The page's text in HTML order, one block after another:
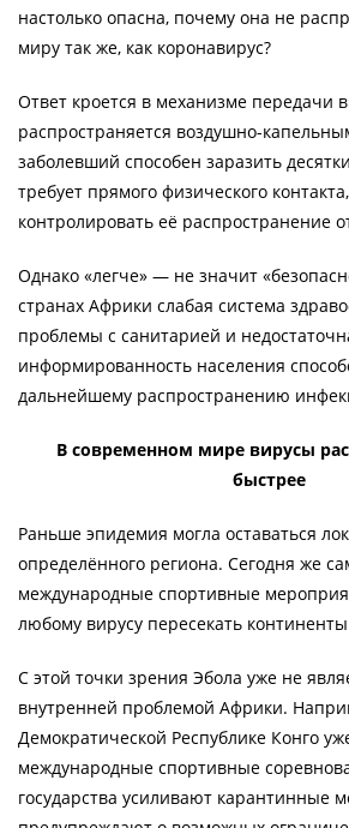
настолько опасна, почему она не
миру так же, как коронавирус?
Ответ кроется в механизме передачи
распространяется воздушно-
заболевший способен заразить
требует прямого физического
контролировать её распространение
Однако «легче» — не значит
странах Африки слабая система
проблемы с санитарией и
информированность населения
дальнейшему распространению
В современном мире вирусы
быстрее
Раньше эпидемия могла оставаться
определённого региона. Сегодня же
международные спортивные
любому вирусу пересекать
С этой точки зрения Эбола уже не
внутренней проблемой Африки.
Демократической Республике Конго
международные спортивные
государства усиливают карантинные